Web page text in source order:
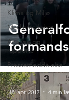
Klima og Miljø
Medlemsdebat
Analyse og
rapporter
Pressemeddelelse
18. apr. 2017 4 min